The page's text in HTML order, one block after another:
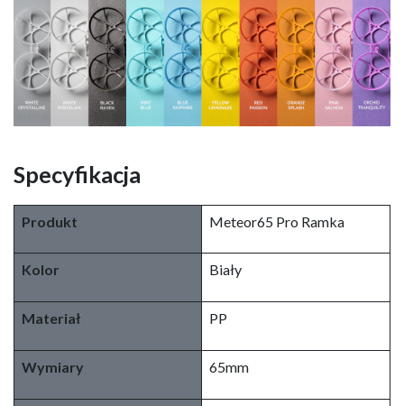
Specyfikacja
Produkt Meteor65 Pro Ramka
Kolor Biały
Materiał PP
Wymiary 65mm